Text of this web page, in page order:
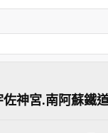
佐神宮.南阿蘇